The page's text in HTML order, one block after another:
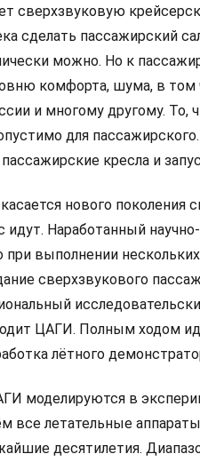
сверхзвуковую
сделать пассажирский
можно. Но к
комфорта, шума, в том
и многому другому. То,
для
кресла и
нового поколения
идут. Наработанный
при выполнении
сверхзвукового
ЦАГИ. Полным ходом
лётного
моделируются в
все летательные
десятилетия.